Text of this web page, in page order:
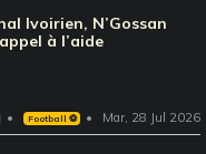
Ivoirien, N’Gossan
à l’aide
Football ⚽️ Mar, 28 Jul 2026